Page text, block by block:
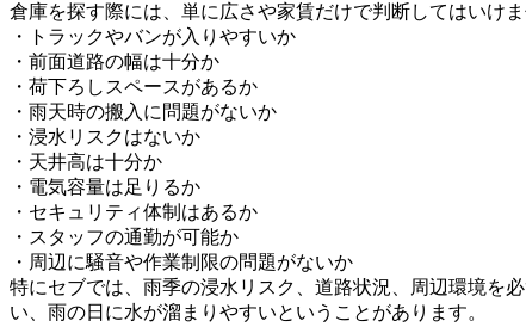
倉庫を探す際には、単に広さや家賃だけで判断してはいけ
・トラックやバンが入りやすいか
・前面道路の幅は十分か
・荷下ろしスペースがあるか
・雨天時の搬入に問題がないか
・浸水リスクはないか
・天井高は十分か
・電気容量は足りるか
・セキュリティ体制はあるか
・スタッフの通勤が可能か
・周辺に騒音や作業制限の問題がないか
特にセブでは、雨季の浸水リスク、道路状況、周辺環境を
い、雨の日に水が溜まりやすいということがあります。